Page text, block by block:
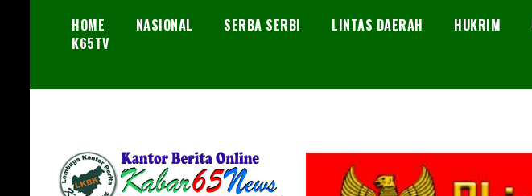
HOME NASIONAL SERBA SERBI LINTAS DAERAH HUKRIM
K65TV